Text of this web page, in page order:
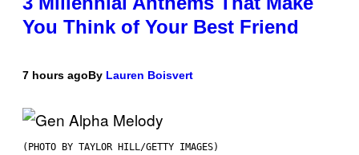
You Think of Your Best Friend
7 hours agoBy Lauren Boisvert
(PHOTO BY TAYLOR HILL/GETTY IMAGES)